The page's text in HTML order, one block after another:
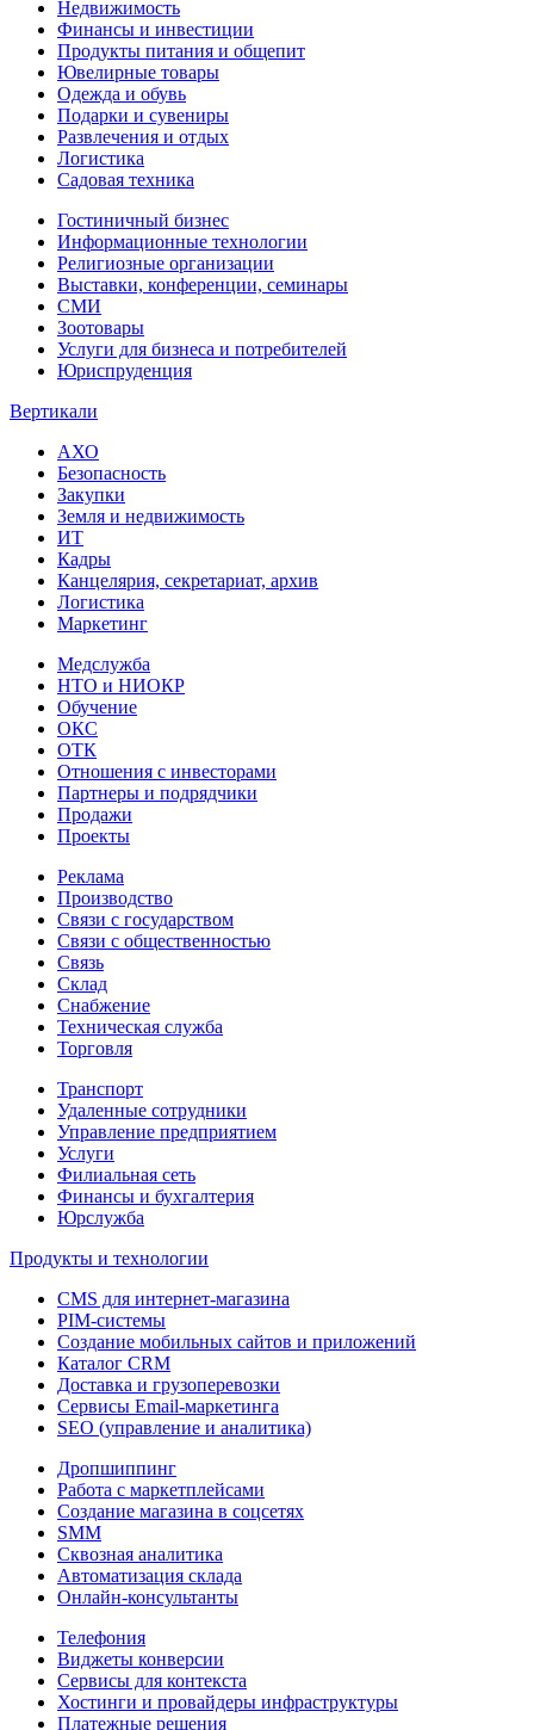
Недвижимость
Финансы и инвестиции
Продукты питания и общепит
Ювелирные товары
Одежда и обувь
Подарки и сувениры
Развлечения и отдых
Логистика
Садовая техника
Гостиничный бизнес
Информационные технологии
Религиозные организации
Выставки, конференции, семинары
СМИ
Зоотовары
Услуги для бизнеса и потребителей
Юриспруденция
Вертикали
АХО
Безопасность
Закупки
Земля и недвижимость
ИТ
Кадры
Канцелярия, секретариат, архив
Логистика
Маркетинг
Медслужба
НТО и НИОКР
Обучение
ОКС
ОТК
Отношения с инвесторами
Партнеры и подрядчики
Продажи
Проекты
Реклама
Производство
Связи с государством
Связи с общественностью
Связь
Склад
Снабжение
Техническая служба
Торговля
Транспорт
Удаленные сотрудники
Управление предприятием
Услуги
Филиальная сеть
Финансы и бухгалтерия
Юрслужба
Продукты и технологии
CMS для интернет-магазина
PIM-системы
Создание мобильных сайтов и приложений
Каталог CRM
Доставка и грузоперевозки
Сервисы Email-маркетинга
SEO (управление и аналитика)
Дропшиппинг
Работа с маркетплейсами
Создание магазина в соцсетях
SMM
Сквозная аналитика
Автоматизация склада
Онлайн-консультанты
Телефония
Виджеты конверсии
Сервисы для контекста
Хостинги и провайдеры инфраструктуры
Платежные решения